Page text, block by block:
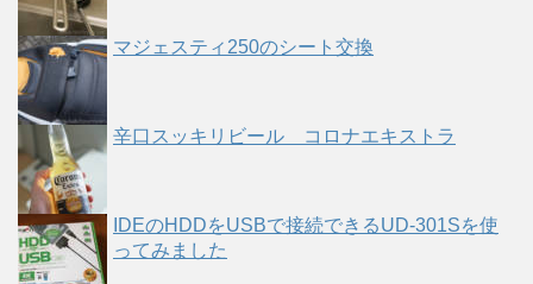
マジェスティ250のシート交換
辛口スッキリビール コロナエキストラ
IDEのHDDをUSBで接続できるUD-301Sを使
ってみました